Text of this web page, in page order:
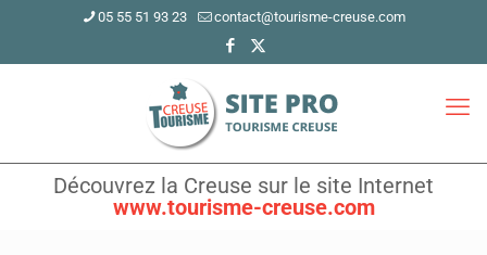
05 55 51 93 23 contact@tourisme-creuse.com
Découvrez la Creuse sur le site Internet
www.tourisme-creuse.com